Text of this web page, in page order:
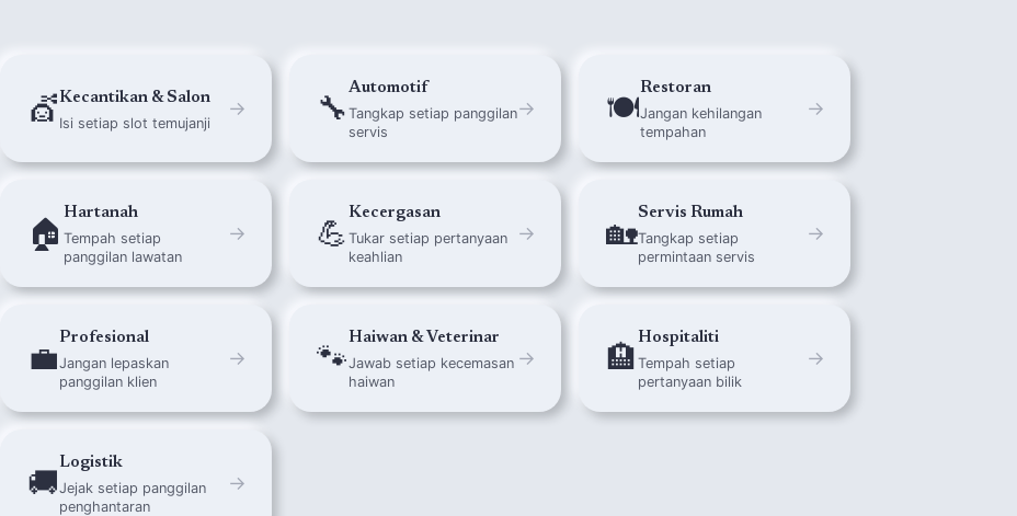
💇 Kecantikan & Salon
Isi setiap slot temujanji
→ 🔧
Automotif
Tangkap setiap panggilan
servis
→ 🍽️
Restoran
Jangan kehilangan
tempahan
→
🏠
Hartanah
Tempah setiap
panggilan lawatan
→ 💪
Kecergasan
Tukar setiap pertanyaan
keahlian
→ 🏡
Servis Rumah
Tangkap setiap
permintaan servis
→
💼
Profesional
Jangan lepaskan
panggilan klien
→ 🐾
Haiwan & Veterinar
Jawab setiap kecemasan
haiwan
→ 🏨
Hospitaliti
Tempah setiap
pertanyaan bilik
→
🚚
Logistik
Jejak setiap panggilan
penghantaran
→